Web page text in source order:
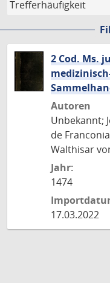
2 Cod. Ms.
Autoren
Unbekannt;
de
Walthisar
Jahr:
1474
17.03.2022